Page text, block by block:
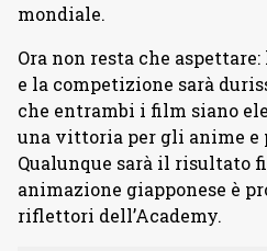
mondiale.
Ora non resta che
e la competizione sarà
che entrambi i film siano
una vittoria per gli anime e
Qualunque sarà il risultato
animazione giapponese è
riflettori dell’Academy.